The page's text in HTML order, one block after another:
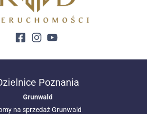
Poznania
Grunwald
na sprzedaż Grunwald